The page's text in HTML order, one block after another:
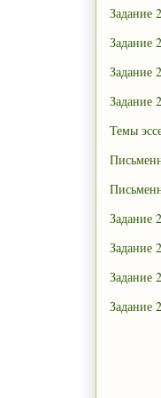
Задание
Задание
Задание
Задание
Темы
Задание
Задание
Задание
Задание